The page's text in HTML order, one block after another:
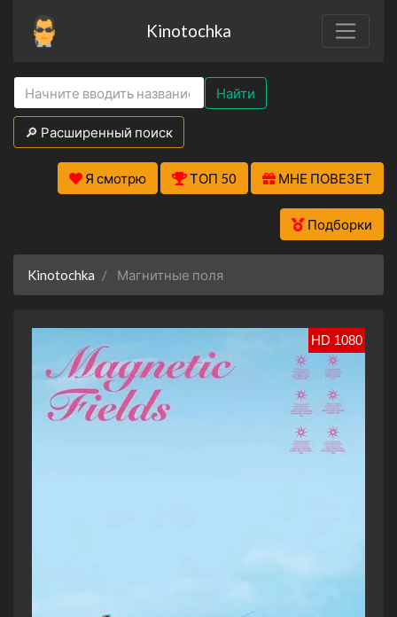
Kinotochka
Найти
🔎 Расширенный поиск
Я смотрю ТОП 50 МНЕ ПОВЕЗЕТ
Подборки
Kinotochka Магнитные поля
HD 1080